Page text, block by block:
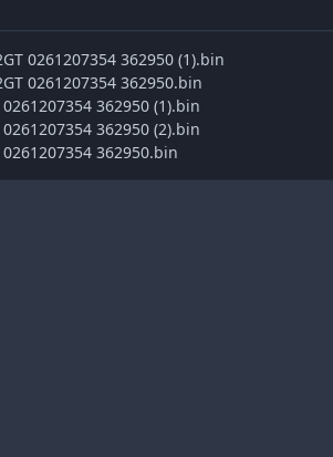
0261207354 362950 (1).bin
0261207354 362950.bin
362950 (1).bin
362950 (2).bin
362950.bin